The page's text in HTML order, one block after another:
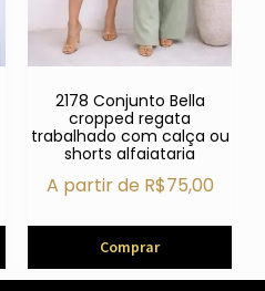
2178 Conjunto Bella
cropped regata
trabalhado com calça ou
shorts alfaiataria
A partir de R$75,00
Comprar